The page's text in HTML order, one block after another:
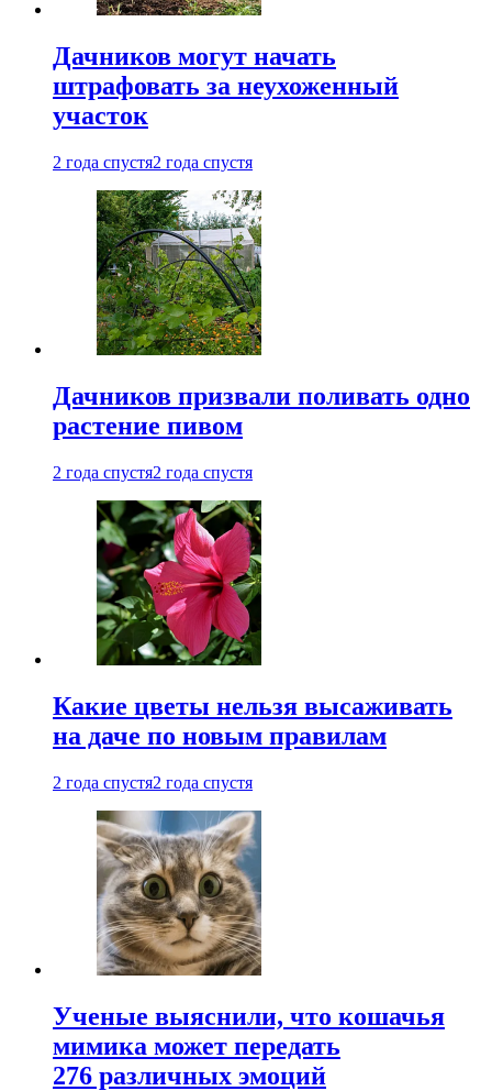
Дачников могут начать
штрафовать за неухоженный
участок
2 года спустя2 года спустя
Дачников призвали поливать одно
растение пивом
2 года спустя2 года спустя
Какие цветы нельзя высаживать
на даче по новым правилам
2 года спустя2 года спустя
Ученые выяснили, что кошачья
мимика может передать
276 различных эмоций